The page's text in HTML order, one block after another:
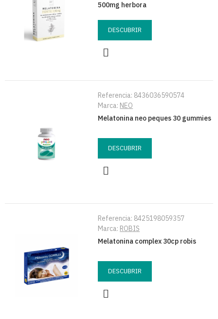
500mg herbora
DESCUBRIR
Referencia: 8436036590574
Marca: NEO
Melatonina neo peques 30 gummies
DESCUBRIR
Referencia: 8425198059357
Marca: ROBIS
Melatonina complex 30cp robis
DESCUBRIR